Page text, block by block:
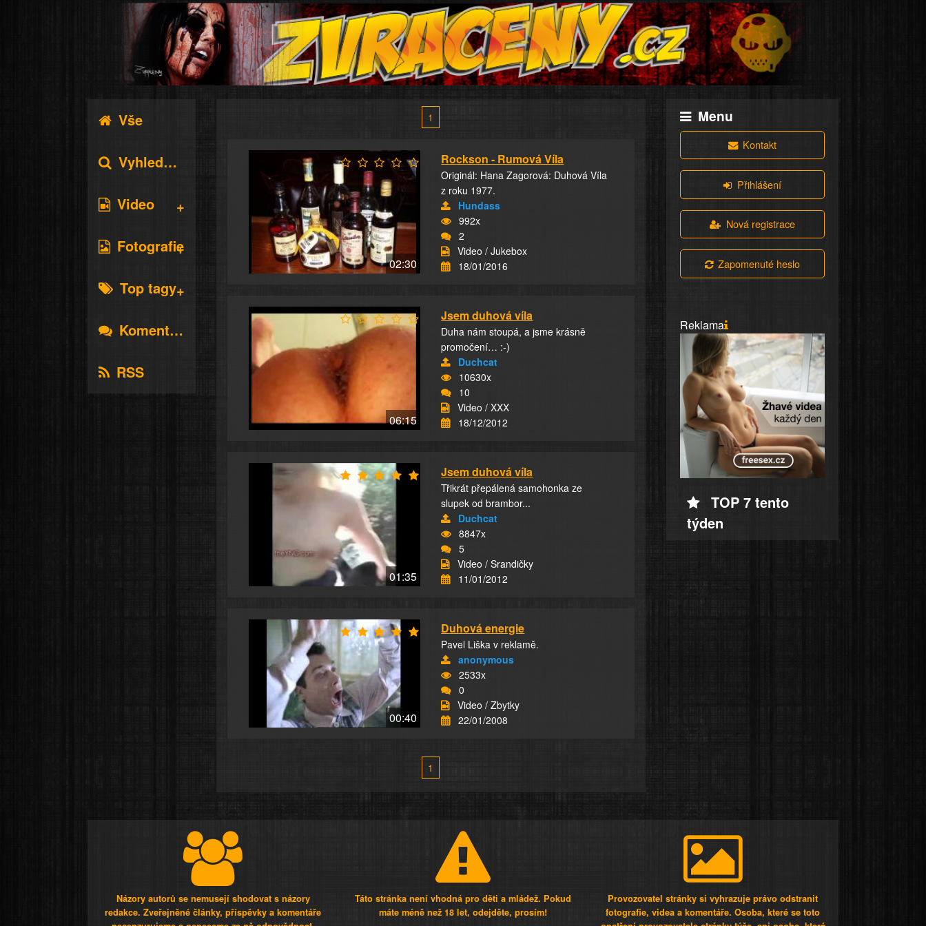
Vše
Vyhledávání
Video
Fotografie
Top tagy
Komentáře
RSS
1
02:30
Rockson - Rumová Víla
Originál: Hana Zagorová: Duhová Víla
z roku 1977.
Hundass
992x
2
Video / Jukebox
18/01/2016
06:15
Jsem duhová víla
Duha nám stoupá, a jsme krásně
promočení… :-)
Duchcat
10630x
10
Video / XXX
18/12/2012
01:35
Jsem duhová víla
Třikrát přepálená samohonka ze
slupek od brambor...
Duchcat
8847x
5
Video / Srandičky
11/01/2012
00:40
Duhová energie
Pavel Liška v reklamě.
anonymous
2533x
0
Video / Zbytky
22/01/2008
1
Menu
Kontakt
Přihlášení
Nová registrace
Zapomenuté heslo
Reklama
TOP 7 tento
týden
Názory autorů se nemusejí shodovat s názory
redakce. Zveřejněné články, příspěvky a komentáře
Táto stránka není vhodná pro děti a mládež. Pokud
máte méně než 18 let, odejděte, prosím!
Provozovatel stránky si vyhrazuje právo odstranit
fotografie, videa a komentáře. Osoba, které se toto